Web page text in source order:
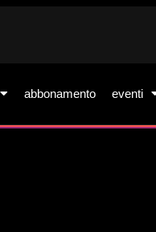
abbonamento eventi